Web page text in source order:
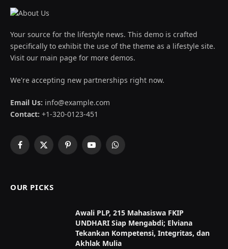
Your source for the lifestyle news. This demo is crafted
specifically to exhibit the use of the theme as a lifestyle site.
Visit our main page for more demos.
We're accepting new partnerships right now.
Email Us: info@example.com
Contact: +1-320-0123-451
Facebook
X
PinterestYouTubeWhatsApp
OUR PICKS
Awali PLP, 215 Mahasiswa FKIP
UNDHARI Siap Mengabdi; Elviana
Tekankan Kompetensi, Integritas, dan
Akhlak Mulia